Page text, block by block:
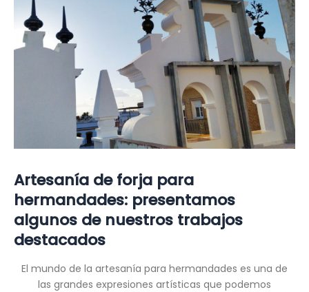
Artesanía de forja para
hermandades: presentamos
algunos de nuestros trabajos
destacados
El mundo de la artesanía para hermandades es una de
las grandes expresiones artísticas que podemos